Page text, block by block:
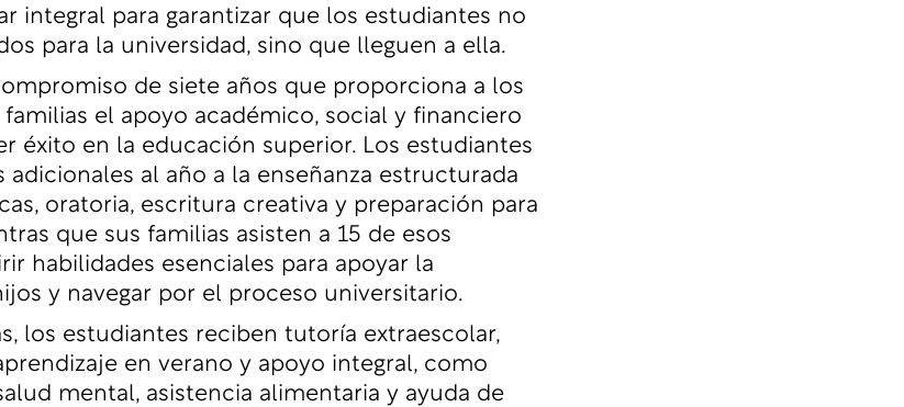
integral para garantizar que los estudiantes no
para la universidad, sino que lleguen a ella.
de siete años que proporciona a los
el apoyo académico, social y financiero
éxito en la educación superior. Los estudiantes
adicionales al año a la enseñanza estructurada
oratoria, escritura creativa y preparación para
que sus familias asisten a 15 de esos
habilidades esenciales para apoyar la
y navegar por el proceso universitario.
los estudiantes reciben tutoría extraescolar,
en verano y apoyo integral, como
mental, asistencia alimentaria y ayuda de